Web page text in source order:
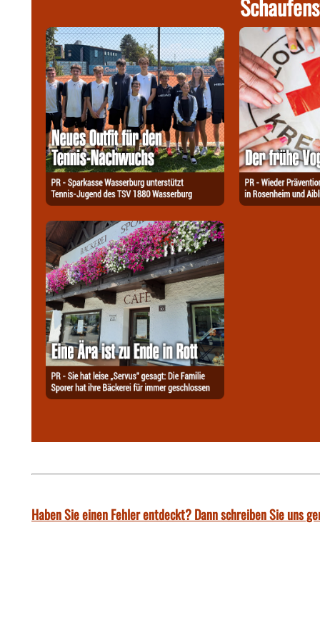
Haben Sie einen Fehler entdeckt? Dann schreiben Sie uns